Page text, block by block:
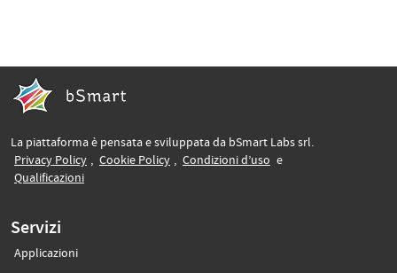
La piattaforma è pensata e sviluppata da bSmart Labs srl.
Privacy Policy(si apre in un’altra scheda)
, Cookie Policy(si apre in un’altra scheda)
, Condizioni d’uso (si apre in un’altra
e
Qualificazioni(si apre in un’altra scheda)
Servizi
Applicazioni